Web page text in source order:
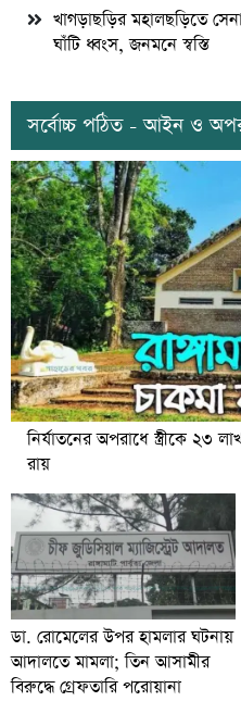
খাগড়াছড়ির মহালছড়িতে
ঘাঁটি ধ্বংস, জনমনে স্বস্তি
সর্বোচ্চ পঠিত - আইন ও
নির্যাতনের অপরাধে স্ত্রীকে ২৩
রায়
ডা. রোমেলের উপর হামলার ঘটনায়
আদালতে মামলা; তিন আসামীর
বিরুদ্ধে গ্রেফতারি পরোয়ানা